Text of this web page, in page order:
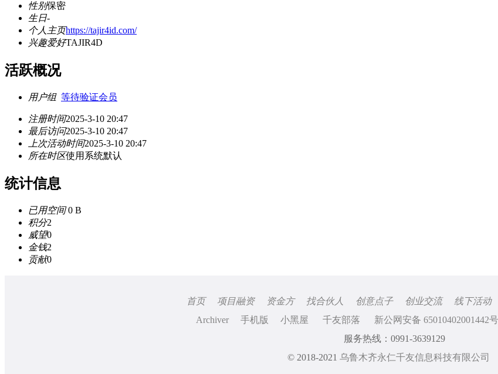
性别保密
生日-
个人主页https://tajir4id.com/
兴趣爱好TAJIR4D
活跃概况
用户组 等待验证会员
注册时间2025-3-10 20:47
最后访问2025-3-10 20:47
上次活动时间2025-3-10 20:47
所在时区使用系统默认
统计信息
已用空间0 B
积分2
威望0
金钱2
贡献0
首页 项目融资 资金方 找合伙人 创意点子 创业交流 线下活动
Archiver
手机版 小黑屋 千友部落
新公网安备 65010402001442
服务热线：0991-3639129
© 2018-2021 乌鲁木齐永仁千友信息科技有限公司